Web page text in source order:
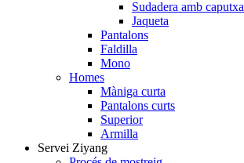
Sudadera amb caputxa
Jaqueta
Pantalons
Faldilla
Mono
Homes
Màniga curta
Pantalons curts
Superior
Armilla
Servei Ziyang